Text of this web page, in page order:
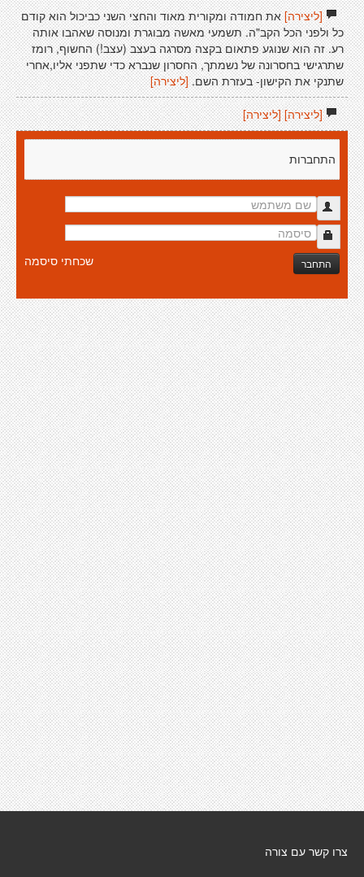
[ליצירה]את חמודה ומקורית מאוד והחצי השני כביכול הוא קודם
כל ולפני הכל הקב"ה. תשמעי מאשה מבוגרת ומנוסה שאהבו אותה
רע. זה הוא שנוגע פתאום בקצה מסרגה בעצב (עצב!) החשוף, רומז
שתרגישי בחסרונה של נשמתך, החסרון שנברא כדי שתפני אליו,אחרי
שתנקי את הקישון- בעזרת השם. [ליצירה]
[ליצירה] [ליצירה]
התחברות
התחבר שכחתי סיסמה
צרו קשר עם צורה